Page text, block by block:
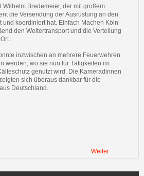
Wilhelm Bredemeier, der mit großem
die Versendung der Ausrüstung an den
und koordiniert hat. Einfach Machen Köln
den Weitertransport und die Verteilung
inzwischen an mehrere Feuerwehren
werden, wo sie nun für Tätigkeiten im
genutzt wird. Die Kameradinnen
sich überaus dankbar für die
Deutschland.
Weiter